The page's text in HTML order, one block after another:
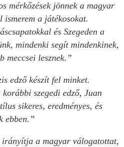
mérkőzések jönnek a magyar
a játékosokat.
és Szegeden a
mindenki segít mindenkinek,
meccsei lesznek.”
edző készít fel minket.
szegedi edző, Juan
sikeres, eredményes, és
ebben.”
irányítja a magyar válogatottat,